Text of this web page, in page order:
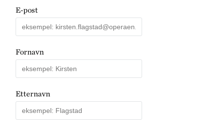
E-post
Fornavn
Etternavn